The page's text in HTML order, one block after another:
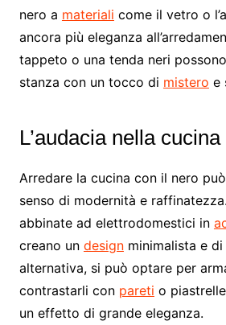
nero a materiali come il vetro o
ancora più eleganza
tappeto o una tenda neri
stanza con un tocco di mistero e
L’audacia nella cucina
Arredare la cucina con il nero
senso di modernità e
abbinate ad elettrodomestici in
creano un designminimalista e di
alternativa, si può optare per
contrastarli con pareti o
un effetto di grande eleganza.